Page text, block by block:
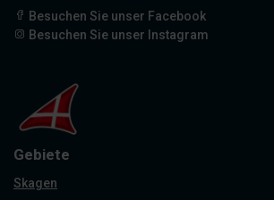
Besuchen Sie unser Facebook
Besuchen Sie unser Instagram
Gebiete
Skagen